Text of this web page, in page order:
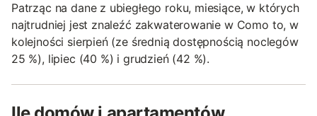
Patrząc na dane z ubiegłego roku, miesiące, w których
najtrudniej jest znaleźć zakwaterowanie w Como to, w
kolejności sierpień (ze średnią dostępnością noclegów
25 %), lipiec (40 %) i grudzień (42 %).